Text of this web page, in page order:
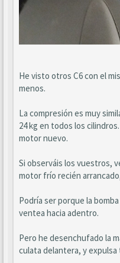
He visto otros C6 con el
menos.
La compresión es muy
24 kg en todos los
motor nuevo.
Si observáis los vuestros,
motor frío recién
Podría ser porque la
ventea hacia adentro.
Pero he desenchufado la
culata delantera, y expulsa